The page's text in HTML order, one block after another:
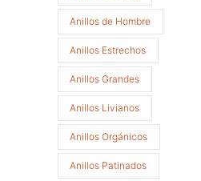
Anillos de Hombre
Anillos Estrechos
Anillos Grandes
Anillos Livianos
Anillos Orgánicos
Anillos Patinados